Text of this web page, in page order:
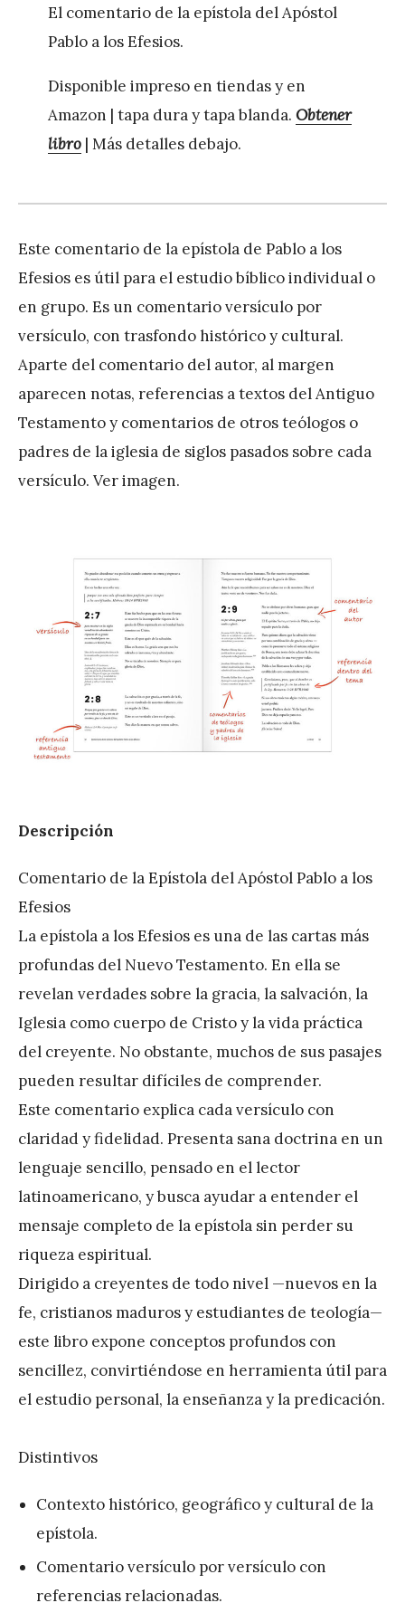
El comentario de la epístola del Apóstol
Pablo a los Efesios.
Disponible impreso en tiendas y en
Amazon | tapa dura y tapa blanda. Obtener
libro| Más detalles debajo.
Este comentario de la epístola de Pablo a los
Efesios es útil para el estudio bíblico individual o
en grupo. Es un comentario versículo por
versículo, con trasfondo histórico y cultural.
Aparte del comentario del autor, al margen
aparecen notas, referencias a textos del Antiguo
Testamento y comentarios de otros teólogos o
padres de la iglesia de siglos pasados sobre cada
versículo. Ver imagen.
Descripción
Comentario de la Epístola del Apóstol Pablo a los
Efesios
La epístola a los Efesios es una de las cartas más
profundas del Nuevo Testamento. En ella se
revelan verdades sobre la gracia, la salvación, la
Iglesia como cuerpo de Cristo y la vida práctica
del creyente. No obstante, muchos de sus pasajes
pueden resultar difíciles de comprender.
Este comentario explica cada versículo con
claridad y fidelidad. Presenta sana doctrina en un
lenguaje sencillo, pensado en el lector
latinoamericano, y busca ayudar a entender el
mensaje completo de la epístola sin perder su
riqueza espiritual.
Dirigido a creyentes de todo nivel —nuevos en la
fe, cristianos maduros y estudiantes de teología—
este libro expone conceptos profundos con
sencillez, convirtiéndose en herramienta útil para
el estudio personal, la enseñanza y la predicación.
Distintivos
Contexto histórico, geográfico y cultural de la
epístola.
Comentario versículo por versículo con
referencias relacionadas.